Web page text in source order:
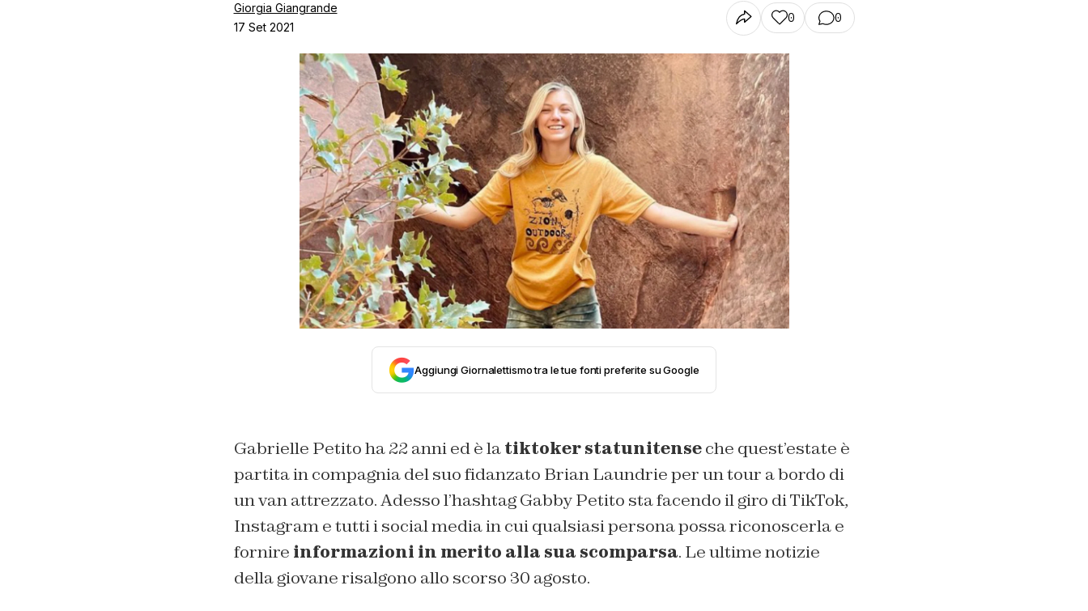
Giorgia Giangrande
17 Set 2021
0 0
Aggiungi Giornalettismo tra le tue fonti preferite su Google
Gabrielle Petito ha 22 anni ed è latiktoker statunitenseche quest’estate è
partita in compagnia del suo fidanzato Brian Laundrie per un tour a bordo di
un van attrezzato. Adesso l’hashtag Gabby Petito sta facendo il giro di TikTok,
Instagram e tutti i social media in cui qualsiasi persona possa riconoscerla e
fornire informazioni in merito alla sua scomparsa. Le ultime notizie
della giovane risalgono allo scorso 30 agosto.